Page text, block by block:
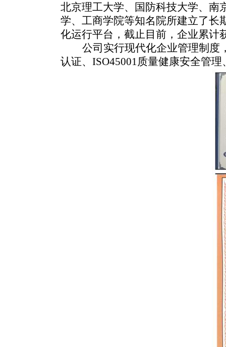
北京理工大学、国防科技大学、南
学、工商学院等知名院所建立了长
化运行平台，截止目前，企业累
公司实行现代化企业管理制度
认证、ISO45001质量健康安全管